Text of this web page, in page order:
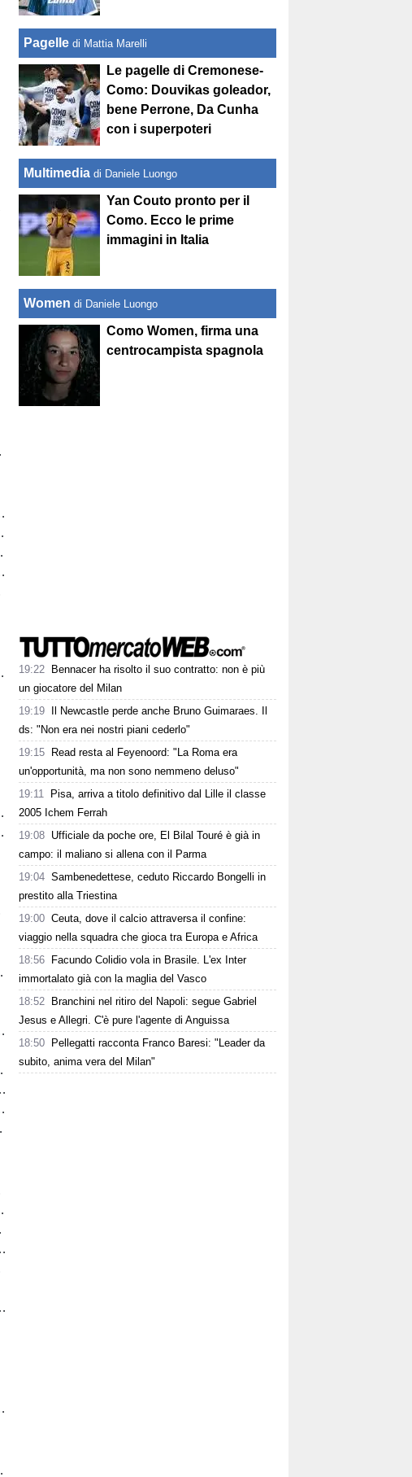
Pagelle di Mattia Marelli
Le pagelle di Cremonese-
Como: Douvikas goleador,
bene Perrone, Da Cunha
con i superpoteri
Multimedia di Daniele Luongo
Yan Couto pronto per il
Como. Ecco le prime
immagini in Italia
Women di Daniele Luongo
Como Women, firma una
centrocampista spagnola
19:22
Bennacer ha risolto il suo contratto: non è più
un giocatore del Milan
19:19
Il Newcastle perde anche Bruno Guimaraes. Il
ds: "Non era nei nostri piani cederlo"
19:15
Read resta al Feyenoord: "La Roma era
un'opportunità, ma non sono nemmeno deluso"
19:11
Pisa, arriva a titolo definitivo dal Lille il classe
2005 Ichem Ferrah
19:08 Ufficiale da poche ore, El Bilal Touré è già in
campo: il maliano si allena con il Parma
19:04 Sambenedettese, ceduto Riccardo Bongelli in
prestito alla Triestina
19:00 Ceuta, dove il calcio attraversa il confine:
viaggio nella squadra che gioca tra Europa e Africa
18:56
Facundo Colidio vola in Brasile. L'ex Inter
immortalato già con la maglia del Vasco
18:52
Branchini nel ritiro del Napoli: segue Gabriel
Jesus e Allegri. C'è pure l'agente di Anguissa
18:50
Pellegatti racconta Franco Baresi: "Leader da
subito, anima vera del Milan"